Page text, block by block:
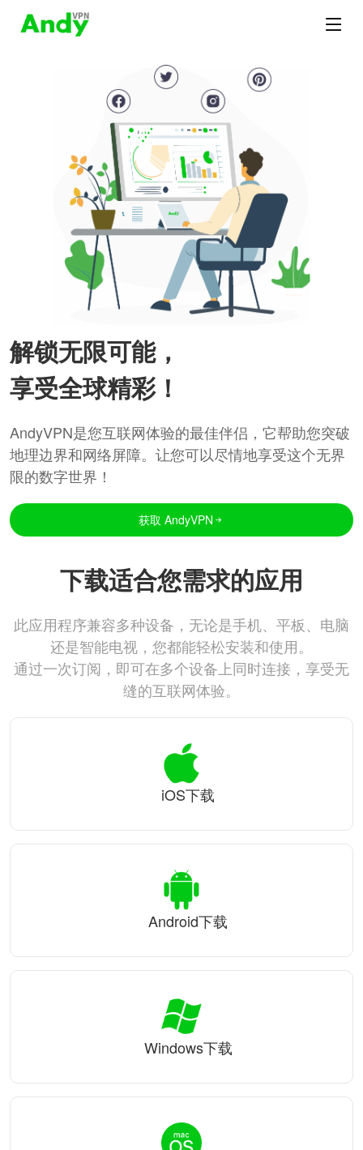
解锁无限可能，
享受全球精彩！
AndyVPN是您互联网体验的最佳伴侣，它帮助您突破
地理边界和网络屏障。让您可以尽情地享受这个无界
限的数字世界！
获取 AndyVPN
下载适合您需求的应用
此应用程序兼容多种设备，无论是手机、平板、电脑
还是智能电视，您都能轻松安装和使用。
通过一次订阅，即可在多个设备上同时连接，享受无
缝的互联网体验。
iOS下载
Android下载
Windows下载